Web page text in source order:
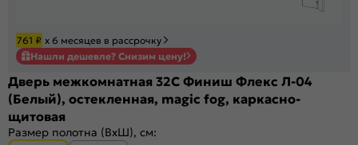
761 ₽ х 6 месяцев в рассрочку
Нашли дешевле? Снизим цену!
Дверь межкомнатная 32С Финиш Флекс Л-04
(Белый), остекленная, magic fog, каркасно-
щитовая
Размер полотна (ВхШ), см: